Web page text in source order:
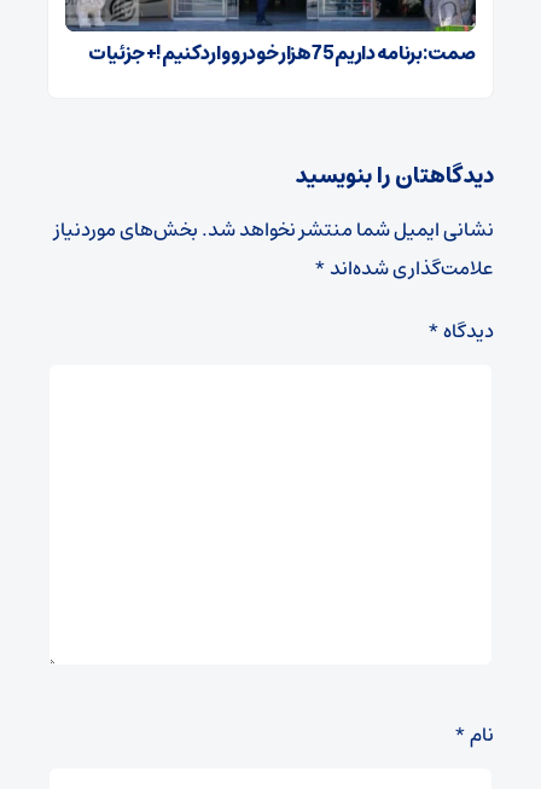
صمت: برنامه داریم 75 هزار خودرو وارد کنیم!+ جزئیات
دیدگاهتان را بنویسید
نشانی ایمیل شما منتشر نخواهد شد.بخش‌های موردنیاز
علامت‌گذاری شده‌اند*
دیدگاه*
نام*